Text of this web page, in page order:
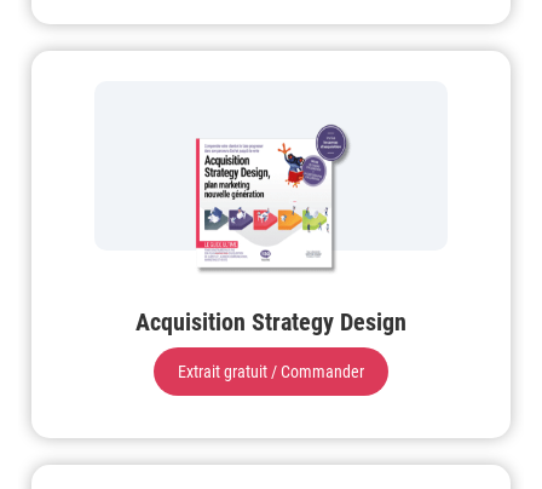
Acquisition Strategy Design
Extrait gratuit / Commander